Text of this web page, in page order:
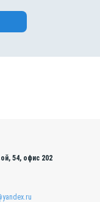
54, офис 202